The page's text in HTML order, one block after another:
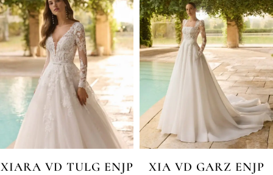
XIARA VD TULG ENJP XIA VD GARZ ENJP